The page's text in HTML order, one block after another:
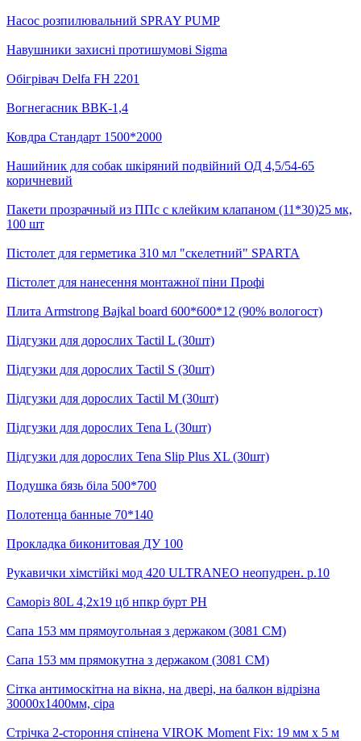
Насос розпилювальний SPRAY PUMP
Навушники захисні протишумові Sigma
Обігрівач Delfa FH 2201
Вогнегасник ВВК-1,4
Ковдра Стандарт 1500*2000
Нашийник для собак шкіряний подвійний ОД 4,5/54-65
коричневий
Пакети прозрачный из ППс с клейким клапаном (11*30)25 мк,
100 шт
Пістолет для герметика 310 мл "скелетний" SPARTA
Пістолет для нанесення монтажної піни Профі
Плита Armstrong Bajkal board 600*600*12 (90% вологост)
Підгузки для дорослих Tactil L (30шт)
Підгузки для дорослих Tactil S (30шт)
Підгузки для дорослих Tactil М (30шт)
Підгузки для дорослих Tena L (30шт)
Підгузки для дорослих Tena Slip Plus XL (30шт)
Подушка бязь біла 500*700
Полотенца банные 70*140
Прокладка биконитовая ДУ 100
Рукавички хімстійкі мод 420 ULTRANEO неопудрен. р.10
Саморіз 80L 4,2х19 цб нпкр бурт PH
Сапа 153 мм прямоугольная з держаком (3081 СМ)
Сапа 153 мм прямокутна з держаком (3081 СМ)
Сітка антимоскітна на вікна, на двері, на балкон відрізна
30000х1400мм, сіра
Стрічка 2-стороння спінена VIROK Moment Fix: 19 мм х 5 м